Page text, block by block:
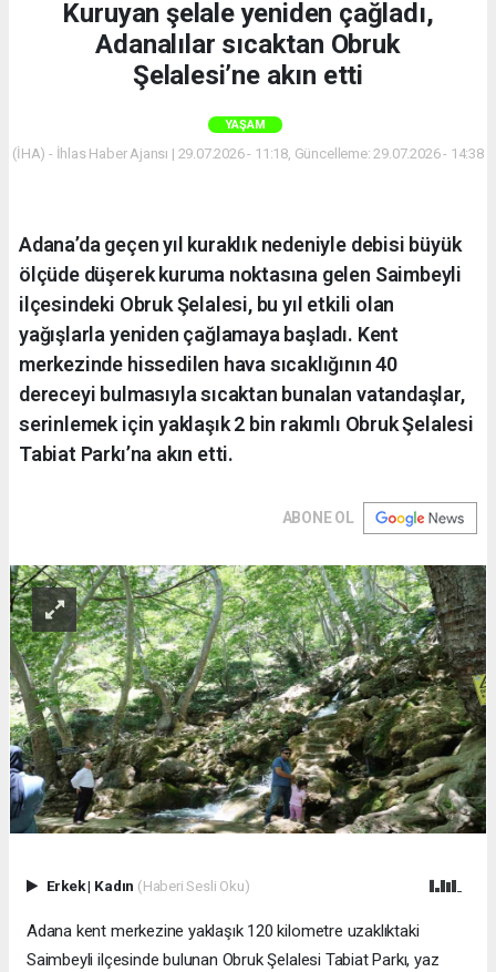
Kuruyan şelale yeniden çağladı,
Adanalılar sıcaktan Obruk
Şelalesi’ne akın etti
YAŞAM
(İHA) - İhlas Haber Ajansı | 29.07.2026 - 11:18, Güncelleme: 29.07.2026 - 14:38
Adana’da geçen yıl kuraklık nedeniyle debisi büyük
ölçüde düşerek kuruma noktasına gelen Saimbeyli
ilçesindeki Obruk Şelalesi, bu yıl etkili olan
yağışlarla yeniden çağlamaya başladı. Kent
merkezinde hissedilen hava sıcaklığının 40
dereceyi bulmasıyla sıcaktan bunalan vatandaşlar,
serinlemek için yaklaşık 2 bin rakımlı Obruk Şelalesi
Tabiat Parkı’na akın etti.
ABONE OL
Erkek| Kadın (Haberi Sesli Oku)
Adana kent merkezine yaklaşık 120 kilometre uzaklıktaki
Saimbeyli ilçesinde bulunan Obruk Şelalesi Tabiat Parkı, yaz